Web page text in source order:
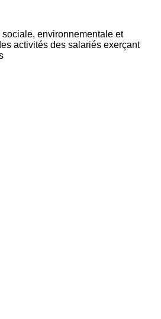
environnementale et
activités des salariés exerçant